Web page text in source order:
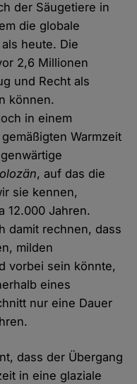
der Säugetiere in
die globale
heute. Die
2,6 Millionen
und Recht als
können.
in einem
Warmzeit
, auf das die
sie kennen,
12.000 Jahren.
damit rechnen, dass
milden
vorbei sein könnte,
eines
nur eine Dauer
dass der Übergang
in eine glaziale